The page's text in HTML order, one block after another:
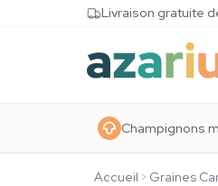
Skip to contentLivraison gratuite
Champignons
Accueil Graines